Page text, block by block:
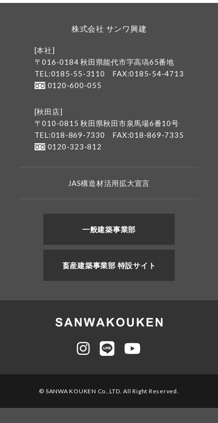
株式会社 サンワ興建
[本社]
〒016-0184 秋田県能代市字高塙65番地
TEL:0185-55-3110
FAX:0185-54-4713
0120-600-055
[秋田店]
〒010-0815 秋田県秋田市泉馬場6番10号
TEL:018-869-7330
FAX:018-869-7335
0120-323-812
JAS構造材活用拡大宣言
一般建築事業部
畜産建築事業部 特設サイト
© SANWA KOUKEN Co.,LTD. All Right Reserved.